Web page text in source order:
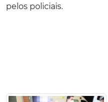
pelos policiais.